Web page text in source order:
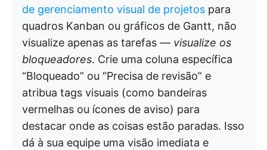
de gerenciamento visual de projetos para
quadros Kanban ou gráficos de Gantt, não
visualize apenas as tarefas — visualize os
bloqueadores. Crie uma coluna específica
“Bloqueado” ou “Precisa de revisão” e
atribua tags visuais (como bandeiras
vermelhas ou ícones de aviso) para
destacar onde as coisas estão paradas. Isso
dá à sua equipe uma visão imediata e